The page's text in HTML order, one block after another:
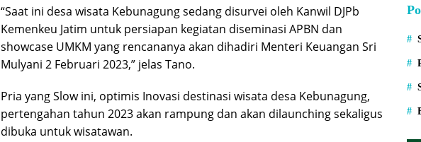
“Saat ini desa wisata Kebunagung sedang disurvei oleh Kanwil DJPb
Kemenkeu Jatim untuk persiapan kegiatan diseminasi APBN dan
showcase UMKM yang rencananya akan dihadiri Menteri Keuangan Sri
Mulyani 2 Februari 2023,” jelas Tano.
Pria yang Slow ini, optimis Inovasi destinasi wisata desa Kebunagung,
pertengahan tahun 2023 akan rampung dan akan dilaunching sekaligus
dibuka untuk wisatawan.